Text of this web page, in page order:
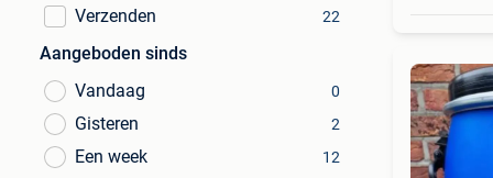
Verzenden 22
Aangeboden sinds
Vandaag
0
Gisteren 2
Een week 12